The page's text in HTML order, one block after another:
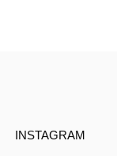
INSTAGRAM